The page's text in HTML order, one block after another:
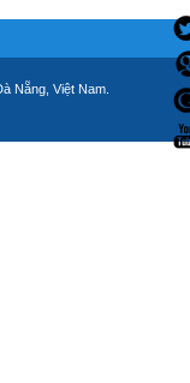
Nẵng, Việt Nam.